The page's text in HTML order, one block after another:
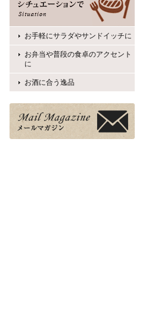
お手軽にサラダやサンドイッチに
お弁当や普段の食卓のアクセント
に
お酒に合う逸品